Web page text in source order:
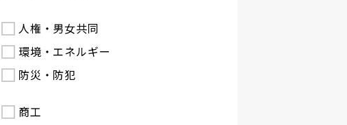
人権・男女共同
環境・エネルギー
防災・防犯
商工